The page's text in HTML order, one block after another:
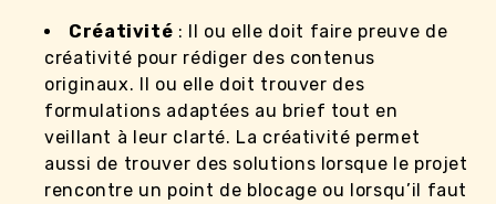
Créativité : Il ou elle doit faire preuve de
créativité pour rédiger des contenus
originaux. Il ou elle doit trouver des
formulations adaptées au brief tout en
veillant à leur clarté. La créativité permet
aussi de trouver des solutions lorsque le projet
rencontre un point de blocage ou lorsqu’il faut